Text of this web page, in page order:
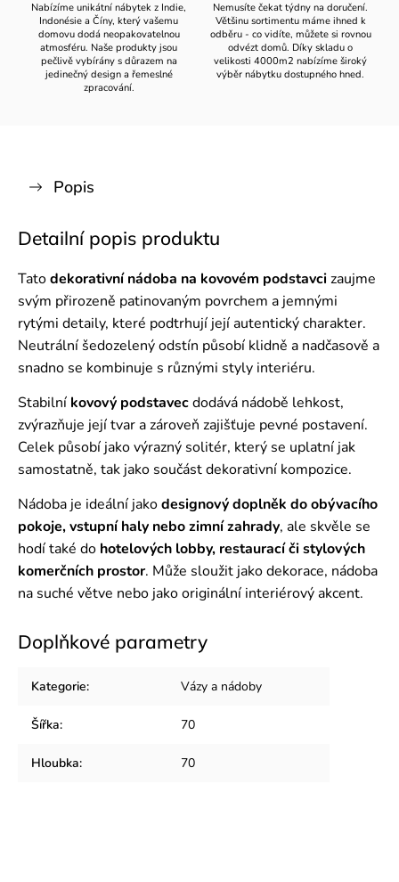
Nabízíme unikátní nábytek z Indie,
Indonésie a Číny, který vašemu
domovu dodá neopakovatelnou
atmosféru. Naše produkty jsou
pečlivě vybírány s důrazem na
jedinečný design a řemeslné
zpracování.
Nemusíte čekat týdny na doručení.
Většinu sortimentu máme ihned k
odběru - co vidíte, můžete si rovnou
odvézt domů. Díky skladu o
velikosti 4000m2 nabízíme široký
výběr nábytku dostupného hned.
Popis
Detailní popis produktu
Tatodekorativní nádoba na kovovém podstavcizaujme
svým přirozeně patinovaným povrchem a jemnými
rytými detaily, které podtrhují její autentický charakter.
Neutrální šedozelený odstín působí klidně a nadčasově a
snadno se kombinuje s různými styly interiéru.
Stabilní kovový podstavecdodává nádobě lehkost,
zvýrazňuje její tvar a zároveň zajišťuje pevné postavení.
Celek působí jako výrazný solitér, který se uplatní jak
samostatně, tak jako součást dekorativní kompozice.
Nádoba je ideální jakodesignový doplněk do obývacího
pokoje, vstupní haly nebo zimní zahrady, ale skvěle se
hodí také do hotelových lobby, restaurací či stylových
komerčních prostor. Může sloužit jako dekorace, nádoba
na suché větve nebo jako originální interiérový akcent.
Doplňkové parametry
Kategorie: Vázy a nádoby
Šířka: 70
Hloubka: 70